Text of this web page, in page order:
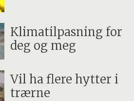
Klimatilpasning for
deg og meg
Vil ha flere hytter i
trærne